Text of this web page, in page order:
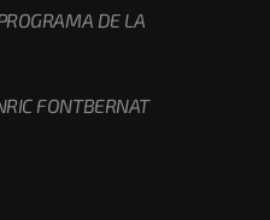
DE LA
FONTBERNAT